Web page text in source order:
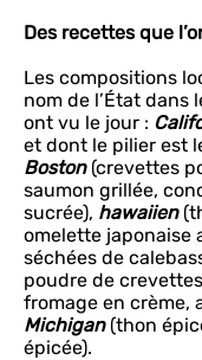
Des recettes que
Les compositions
nom de l’État dans
ont vu le jour :
et dont le pilier est
Boston (crevettes
saumon grillée,
sucrée), hawaiien
omelette japonaise
séchées de
poudre de
fromage en crème,
Michigan (thon
épicée).